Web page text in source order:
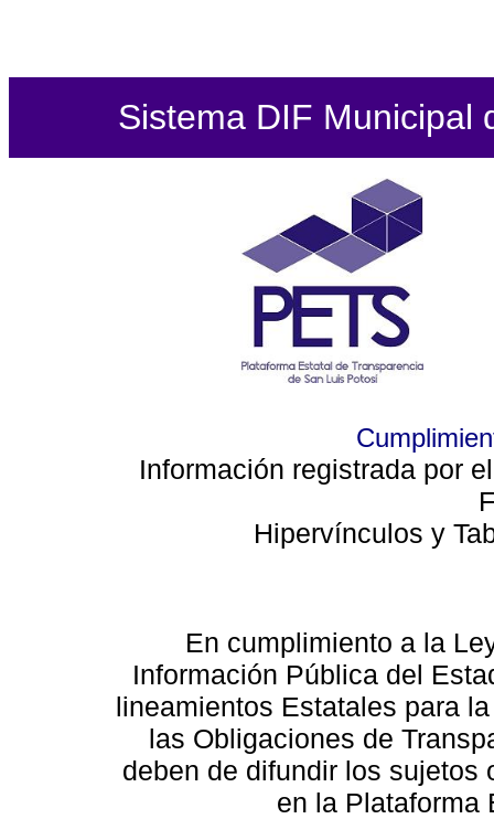
Sistema DIF Municipal
Información registrada por
Hipervínculos y
En cumplimiento a la
Información Pública del
lineamientos Estatales para
las Obligaciones de
deben de difundir los sujetos
en la Plataforma